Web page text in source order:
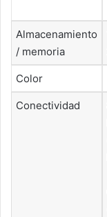
Almacenamiento
/ memoria
Color
Conectividad